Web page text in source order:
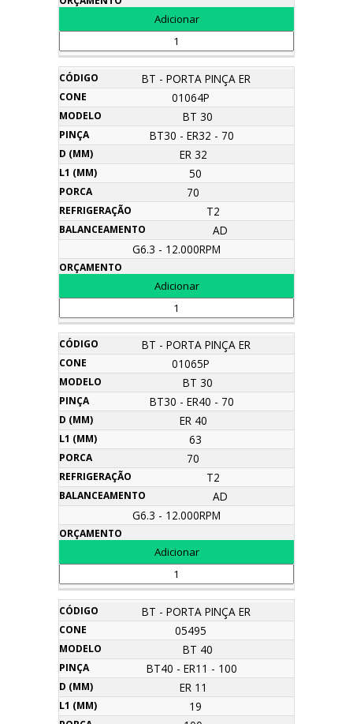
BT - PORTA PINÇA ER
01064P
BT 30
BT30 - ER32 - 70
ER 32
50
70
T2
AD
G6.3 - 12.000RPM
BT - PORTA PINÇA ER
01065P
BT 30
BT30 - ER40 - 70
ER 40
63
70
T2
AD
G6.3 - 12.000RPM
BT - PORTA PINÇA ER
05495
BT 40
BT40 - ER11 - 100
ER 11
19